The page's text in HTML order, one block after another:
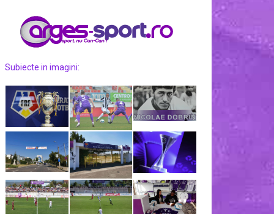
Subiecte in imagini: